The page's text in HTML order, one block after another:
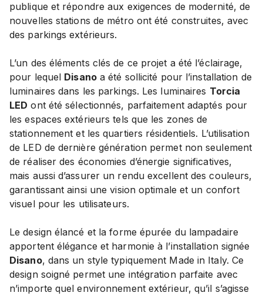
publique et répondre aux exigences de modernité, de
nouvelles stations de métro ont été construites, avec
des parkings extérieurs.
L’un des éléments clés de ce projet a été l’éclairage,
pour lequel Disanoa été sollicité pour l’installation de
luminaires dans les parkings. Les luminaires Torcia
LED ont été sélectionnés, parfaitement adaptés pour
les espaces extérieurs tels que les zones de
stationnement et les quartiers résidentiels. L’utilisation
de LED de dernière génération permet non seulement
de réaliser des économies d’énergie significatives,
mais aussi d’assurer un rendu excellent des couleurs,
garantissant ainsi une vision optimale et un confort
visuel pour les utilisateurs.
Le design élancé et la forme épurée du lampadaire
apportent élégance et harmonie à l’installation signée
Disano, dans un style typiquement Made in Italy. Ce
design soigné permet une intégration parfaite avec
n’importe quel environnement extérieur, qu’il s’agisse